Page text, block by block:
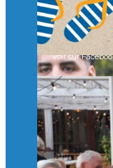
...Voir plus
il y a 2 mois
Voir sur
🚀Afterwork
🥳 Le 22
en Suisse